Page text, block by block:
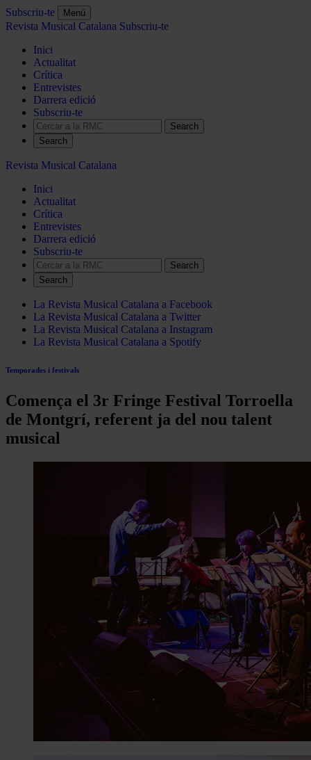
Subscriu-te Menú
Revista Musical Catalana Subscriu-te
Inici
Actualitat
Crítica
Entrevistes
Darrera edició
Subscriu-te
Search
Revista Musical Catalana
Inici
Actualitat
Crítica
Entrevistes
Darrera edició
Subscriu-te
Search
La Revista Musical Catalana a Facebook
La Revista Musical Catalana a Twitter
La Revista Musical Catalana a Instagram
La Revista Musical Catalana a Spotify
Temporades i festivals
Comença el 3r Fringe Festival Torroella
de Montgrí, referent ja del nou talent
musical